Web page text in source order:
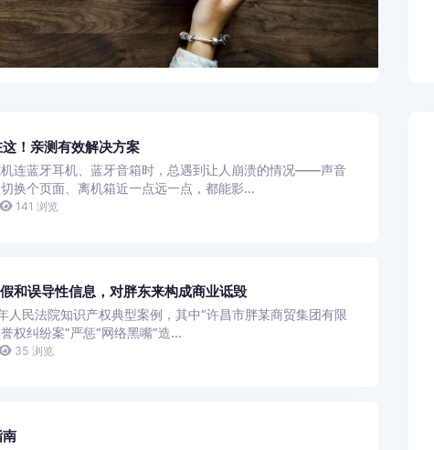
！亲测有效解决方案
连蓝牙耳机、蓝牙音箱时，总遇到让人崩溃的情况——声音
换个页面、离机箱近一点远一点，都能影...
141 浏览
和误导性信息，对胖东来构成商业诋毁
民法院知识产权典型案例，其中“许昌市胖某商贸集团有限
权纠纷案”严惩“网络黑嘴”造...
35 浏览